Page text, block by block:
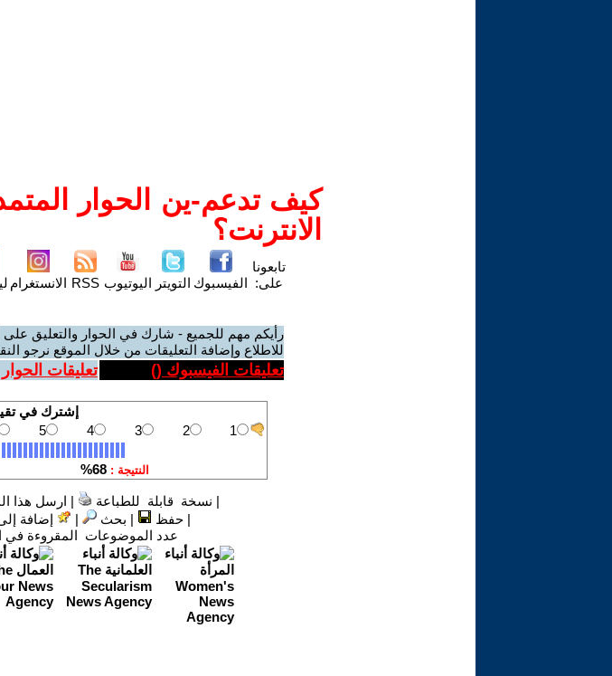
كيف تدعم-ين الحوار
الانترنت؟
تابعونا
على: الفيسبوك التويتر اليوتيوب RSS الانستغرام
رأيكم مهم للجميع - شارك في الحوار والتعليق
للاطلاع وإضافة التعليقات من خلال الموقع نرجو
تعليقات الفيسبوك () تعليقات
| نسخة قابلة للطباعة | ارسل هذا
|حفظ | بحث | إضافة
عدد الموضوعات المقروءة في